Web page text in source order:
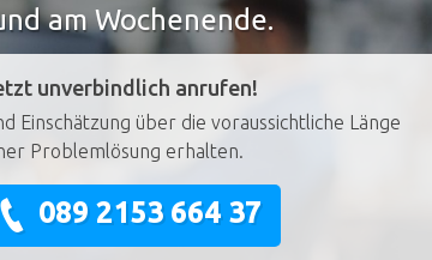
am Wochenende.
unverbindlich anrufen!
Einschätzung über die voraussichtliche Länge
Problemlösung erhalten.
089 2153 664 37